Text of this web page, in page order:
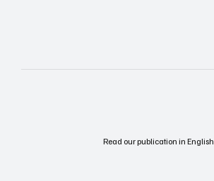
Read our publication in English